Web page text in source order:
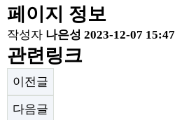
페이지 정보
작성자 나은성 2023-12-07 15:47
관련링크
이전글
다음글